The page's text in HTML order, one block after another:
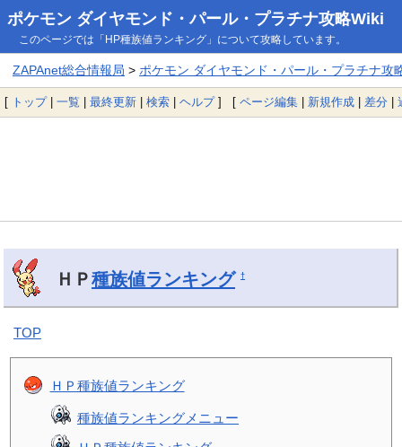
ポケモン ダイヤモンド・パール・プラチナ攻略Wiki
このページでは「HP種族値ランキング」について攻略しています。
ZAPAnet総合情報局 > ポケモン ダイヤモンド・パール・プラチナ攻
[ トップ| 一覧 | 最終更新 | 検索 | ヘルプ] [ ページ編集 | 新規作成 | 差分 |
ＨＰ種族値ランキング †
TOP
ＨＰ種族値ランキング
種族値ランキングメニュー